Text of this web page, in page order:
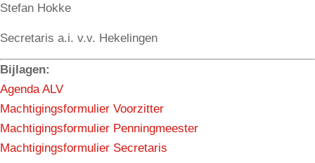
Stefan Hokke
Secretaris a.i. v.v. Hekelingen
Bijlagen:
Agenda ALV
Machtigingsformulier Voorzitter
Machtigingsformulier Penningmeester
Machtigingsformulier Secretaris